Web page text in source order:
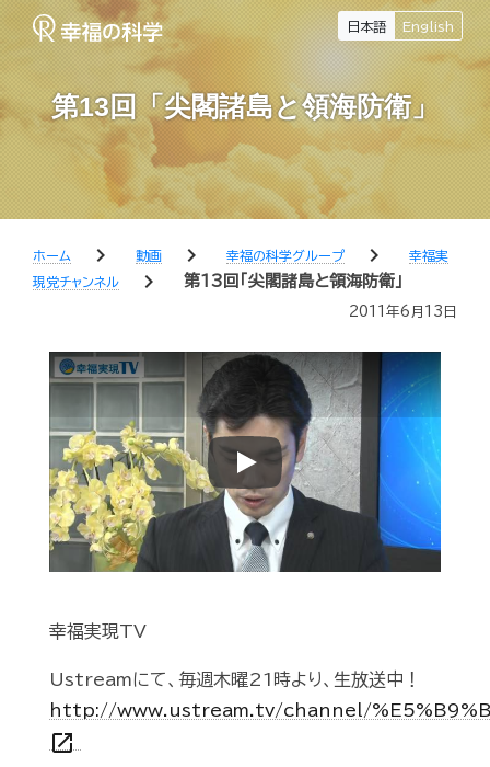
日本語 English
第13回「尖閣諸島と領海防衛」
ホーム chevron_right 動画 chevron_right 幸福の科学グループ chevron_right
幸福実
現党チャンネル
chevron_right 第13回「尖閣諸島と領海防衛」
2011年6月13日
Play
幸福実現TV
Ustreamにて、毎週木曜21時より、生放送中！
http://www.ustream.tv/channel/
open_in_new